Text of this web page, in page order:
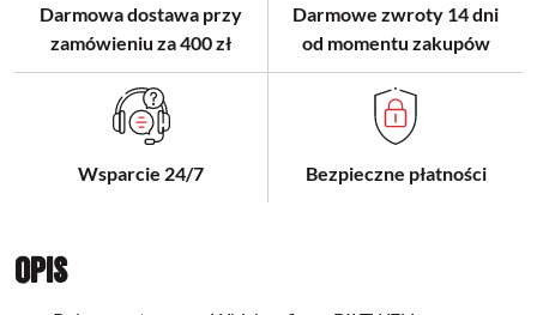
Darmowa dostawa przy
zamówieniu za 400 zł
Darmowe zwroty 14 dni
od momentu zakupów
Wsparcie 24/7 Bezpieczne płatności
Opis